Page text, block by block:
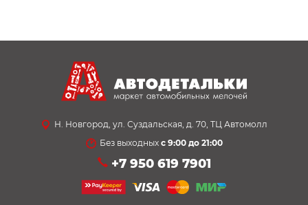
Н. Новгород, ул. Суздальская, д. 70, ТЦ Автомолл
Без выходных с 9:00 до 21:00
+7 950 619 7901